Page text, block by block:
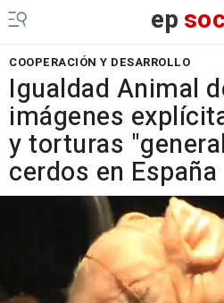
ep
COOPERACIÓN Y DESARROLLO
Igualdad Animal
imágenes
y torturas
cerdos en España